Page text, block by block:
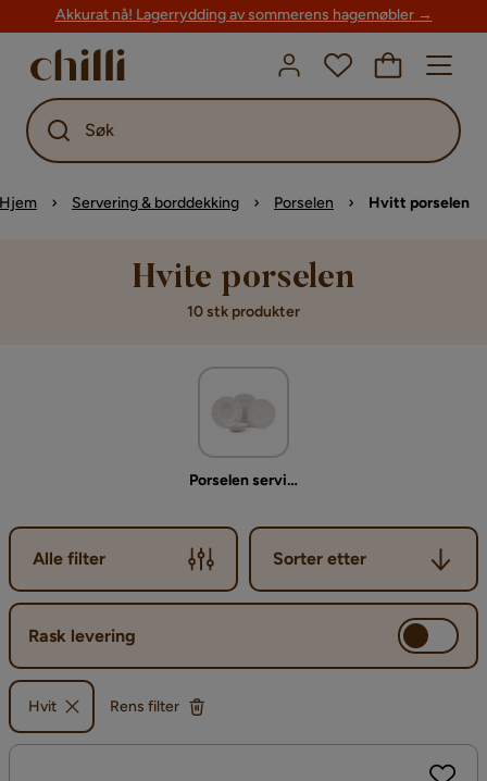
Akkurat nå! Lagerrydding av sommerens hagemøbler →
Søk
Hjem Servering & borddekking Porselen Hvitt porselen
Hvite porselen
10 stk produkter
Porselen servise
Alle filter
Sorter etter
Sorter etter
Rask levering
Hvit Rens filter